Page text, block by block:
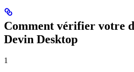
Comment vérifier votre
Devin Desktop
1